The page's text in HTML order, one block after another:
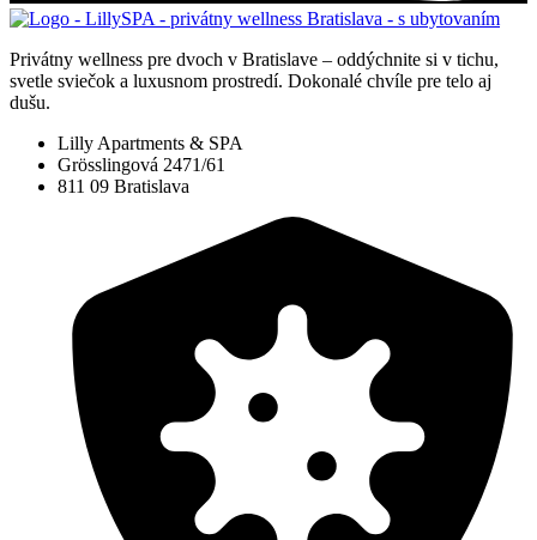
Privátny wellness pre dvoch v Bratislave – oddýchnite si v tichu,
svetle sviečok a luxusnom prostredí. Dokonalé chvíle pre telo aj
dušu.
Lilly Apartments & SPA
Grösslingová 2471/61
811 09 Bratislava